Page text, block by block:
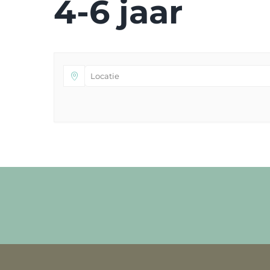
4-6 jaar